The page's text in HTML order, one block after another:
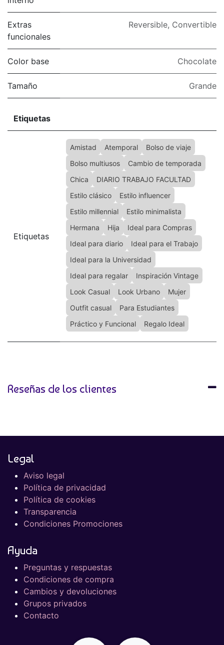
Extras
funcionales
Reversible, Convertible
Color base Chocolate
Tamaño Grande
Etiquetas
Etiquetas
Amistad Atemporal
Bolso de viaje
Bolso multiusos
Cambio de temporada
Chica
DIARIO TRABAJO FACULTAD
Estilo clásico
Estilo influencer
Estilo millennial
Estilo minimalista
Hermana
Hija
Ideal para Compras
Ideal para diario
Ideal para el Trabajo
Ideal para la Universidad
Ideal para regalar
Inspiración Vintage
Look Casual
Look Urbano
Mujer
Outfit casual
Para Estudiantes
Práctico y Funcional
Regalo Ideal
Reseñas de los clientes
Legal
Aviso legal
Política de privacidad
Política de cookies
Transparencia
Condiciones Promociones
Ayuda
Preguntas y respuestas
Condiciones de compra
Cambios y devoluciones
Grupos privados
Contacto